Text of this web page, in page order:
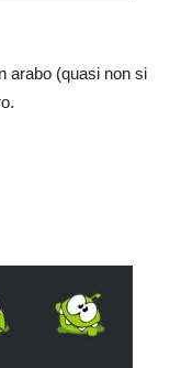
arabo (quasi non si